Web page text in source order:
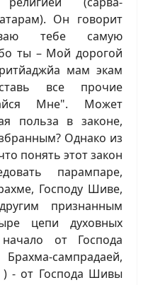
Он говорит
тебе самую
ты – Мой дорогой
мам экам
все прочие
Мне". Может
польза в законе,
Однако из
понять этот закон
парампаре,
Господу Шиве,
признанным
цепи духовных
от Господа
сампрадаей,
) - от Господа Шивы